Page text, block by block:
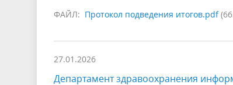
ФАЙЛ: Протокол подведения итогов.pdf
27.01.2026
Департамент здравоохранения